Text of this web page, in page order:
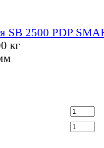
SB 2500 PDP
кг